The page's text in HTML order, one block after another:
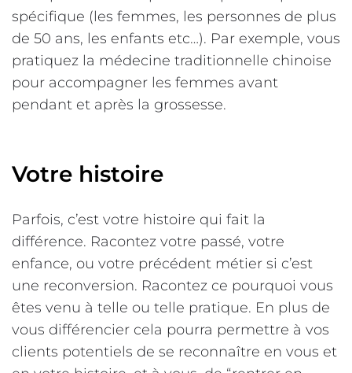
spécifique (les femmes, les personnes de plus
de 50 ans, les enfants etc…). Par exemple, vous
pratiquez la médecine traditionnelle chinoise
pour accompagner les femmes avant
pendant et après la grossesse.
Votre histoire
Parfois, c’est votre histoire qui fait la
différence. Racontez votre passé, votre
enfance, ou votre précédent métier si c’est
une reconversion. Racontez ce pourquoi vous
êtes venu à telle ou telle pratique. En plus de
vous différencier cela pourra permettre à vos
clients potentiels de se reconnaître en vous et